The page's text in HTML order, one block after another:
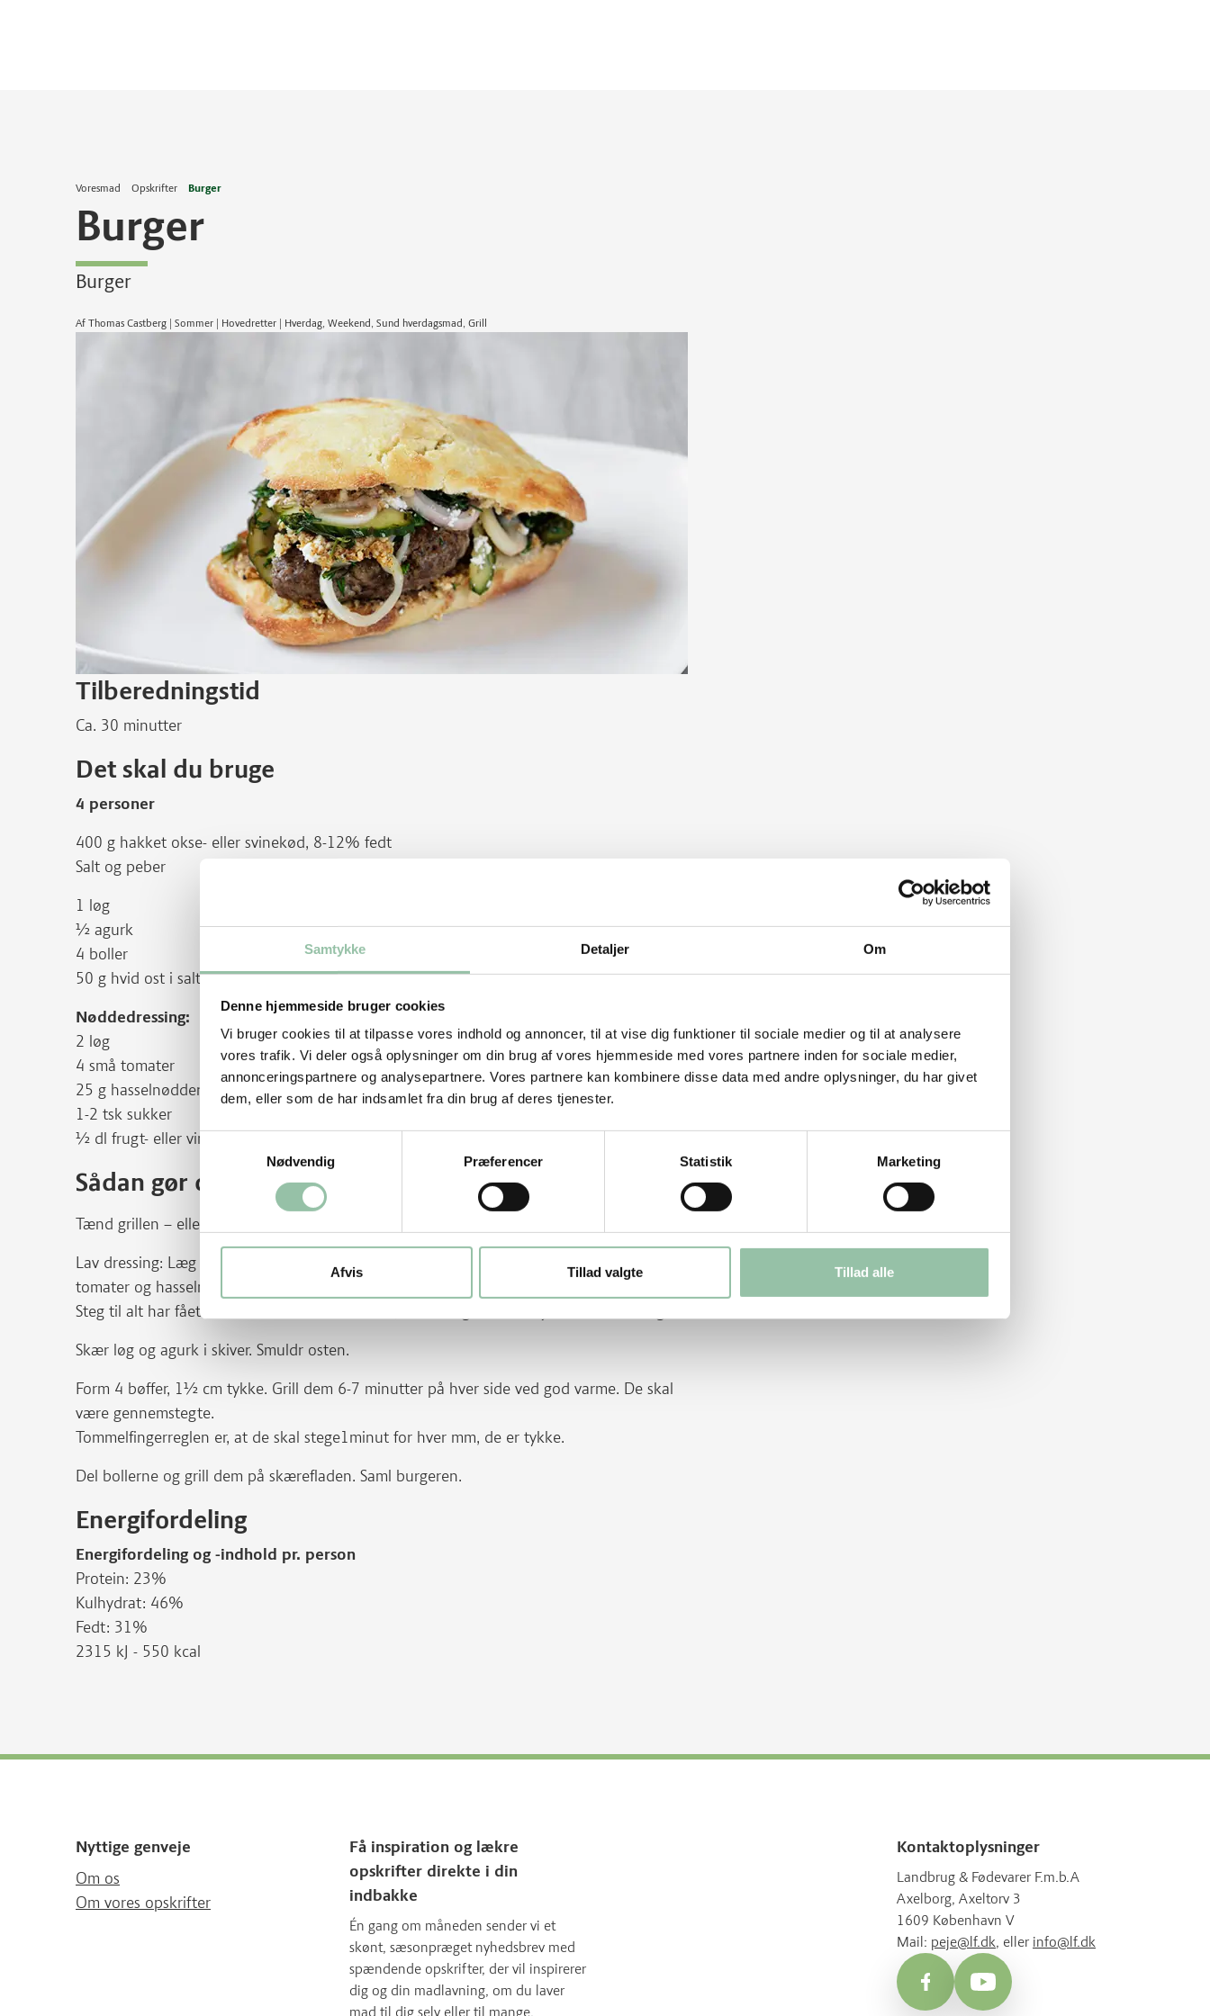
Samtykke Detaljer Om
Denne hjemmeside bruger cookies
Vi bruger cookies til at tilpasse vores indhold og annoncer, til at vise dig funktioner til sociale medier og til at analysere
vores trafik. Vi deler også oplysninger om din brug af vores hjemmeside med vores partnere inden for sociale medier,
annonceringspartnere og analysepartnere. Vores partnere kan kombinere disse data med andre oplysninger, du har givet
dem, eller som de har indsamlet fra din brug af deres tjenester.
Samtykkevalg
Nødvendig
Præferencer Statistik Marketing
Afvis Tillad valgte Tillad alle
Voresmad Opskrifter Burger
Burger
Burger
Af Thomas Castberg | Sommer | Hovedretter | Hverdag, Weekend, Sund hverdagsmad, Grill
Tilberedningstid
Ca. 30 minutter
Det skal du bruge
4 personer
400 g hakket okse- eller svinekød, 8-12% fedt
Salt og peber
1 løg
½ agurk
4 boller
50 g hvid ost i saltlage, (feta 3%)
Nøddedressing:
2 løg
4 små tomater
25 g hasselnødder
1-2 tsk sukker
½ dl frugt- eller vineddike
Sådan gør du
Tænd grillen – eller brug en pande.
Lav dressing: Læg et stykke stanniol på grillen. Skær løg og tomater i skiver. Læg løg,
tomater og hasselnødder på.
Steg til alt har fået farve. Blend det med sukker, eddike og olie til en jævn masse. Smag til.
Skær løg og agurk i skiver. Smuldr osten.
Form 4 bøffer, 1½ cm tykke. Grill dem 6-7 minutter på hver side ved god varme. De skal
være gennemstegte.
Tommelfingerreglen er, at de skal stege1minut for hver mm, de er tykke.
Del bollerne og grill dem på skærefladen. Saml burgeren.
Energifordeling
Energifordeling og -indhold pr. person
Protein: 23%
Kulhydrat: 46%
Fedt: 31%
2315 kJ - 550 kcal
Nyttige genveje
Om os
Om vores opskrifter
Få inspiration og lækre
opskrifter direkte i din
indbakke
Én gang om måneden sender vi et
skønt, sæsonpræget nyhedsbrev med
spændende opskrifter, der vil inspirerer
dig og din madlavning, om du laver
mad til dig selv eller til mange.
Kontaktoplysninger
Landbrug & Fødevarer F.m.b.A
Axelborg, Axeltorv 3
1609 København V
Mail: peje@lf.dk, eller info@lf.dk
FacebookYouTube